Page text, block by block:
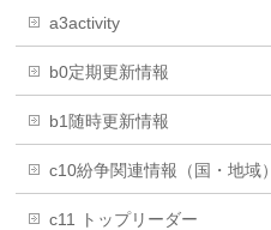
a3activity
b0定期更新情報
b1随時更新情報
c10紛争関連情報（国・地域）
c11 トップリーダー